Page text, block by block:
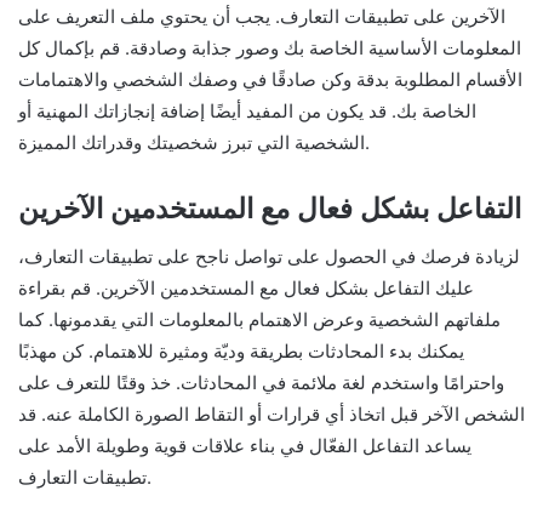
الآخرين على تطبيقات التعارف. يجب أن يحتوي ملف التعريف على
المعلومات الأساسية الخاصة بك وصور جذابة وصادقة. قم بإكمال كل
الأقسام المطلوبة بدقة وكن صادقًا في وصفك الشخصي والاهتمامات
الخاصة بك. قد يكون من المفيد أيضًا إضافة إنجازاتك المهنية أو
الشخصية التي تبرز شخصيتك وقدراتك المميزة.
التفاعل بشكل فعال مع المستخدمين الآخرين
لزيادة فرصك في الحصول على تواصل ناجح على تطبيقات التعارف،
عليك التفاعل بشكل فعال مع المستخدمين الآخرين. قم بقراءة
ملفاتهم الشخصية وعرض الاهتمام بالمعلومات التي يقدمونها. كما
يمكنك بدء المحادثات بطريقة وديّة ومثيرة للاهتمام. كن مهذبًا
واحترامًا واستخدم لغة ملائمة في المحادثات. خذ وقتًا للتعرف على
الشخص الآخر قبل اتخاذ أي قرارات أو التقاط الصورة الكاملة عنه. قد
يساعد التفاعل الفعّال في بناء علاقات قوية وطويلة الأمد على
تطبيقات التعارف.